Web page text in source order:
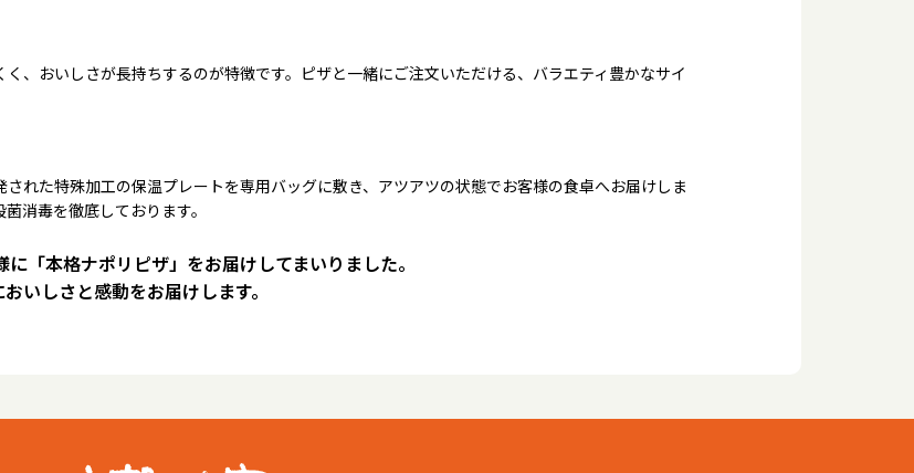
、おいしさが長持ちするのが特徴です。ピザと一緒にご注文いただける、バラエティ豊かなサイ
れた特殊加工の保温プレートを専用バッグに敷き、アツアツの状態でお客様の食卓へお届けしま
消毒を徹底しております。
「本格ナポリピザ」をお届けしてまいりました。
いしさと感動をお届けします。